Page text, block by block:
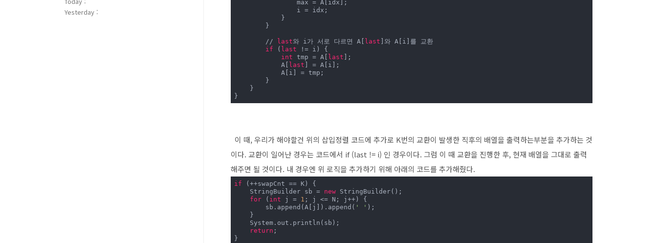
                max = A[idx];
                i = idx;
            }
        }
        //
last와 i가 서로 다르면 A[ last ]와 A[i]를 교환
if ( last != i) {
int tmp = A[ last ];
            A[
last ] = A[i];
            A[i] = tmp;
        }
    }
}
이 때, 우리가 해야할건 위의 삽입정렬 코드에 추가로 K번의 교환이 발생한 직후의 배열을 출력하는부분을 추가하는 것
이다. 교환이 일어난 경우는 코드에서 if (last != i) 인 경우이다. 그럼 이 때 교환을 진행한 후, 현재 배열을 그대로 출력
해주면 될 것이다. 내 경우엔 위 로직을 추가하기 위해 아래의 코드를 추가해줬다.
if (++swapCnt == K) {
    StringBuilder sb =
new StringBuilder();
for ( int j = 1 ; j <= N; j++) {
        sb.append(A[j]).append(
' ' );
    }
    System.out.println(sb);
return ;
}
Yesterday :